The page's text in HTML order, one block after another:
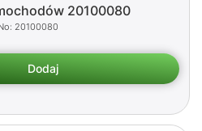
20100080
20100080